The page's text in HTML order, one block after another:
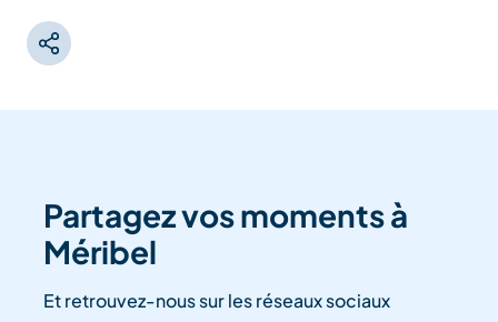
Partagez vos moments à
Méribel
Et retrouvez-nous sur les réseaux sociaux